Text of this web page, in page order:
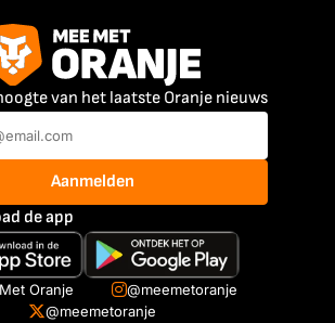
van het laatste Oranje nieuws
Aanmelden
de app
Oranje
@meemetoranje
@meemetoranje